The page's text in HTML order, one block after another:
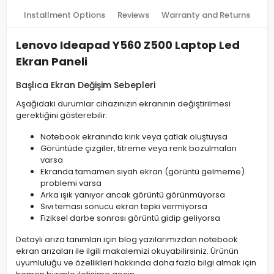
Installment Options Reviews Warranty and Returns
Lenovo Ideapad Y560 Z500 Laptop Led
Ekran Paneli
Başlıca Ekran Değişim Sebepleri
Aşağıdaki durumlar cihazınızın ekranının değiştirilmesi
gerektiğini gösterebilir:
Notebook ekranında kırık veya çatlak oluştuysa
Görüntüde çizgiler, titreme veya renk bozulmaları
varsa
Ekranda tamamen siyah ekran (görüntü gelmeme)
problemi varsa
Arka ışık yanıyor ancak görüntü görünmüyorsa
Sıvı teması sonucu ekran tepki vermiyorsa
Fiziksel darbe sonrası görüntü gidip geliyorsa
Detaylı arıza tanımları için blog yazılarımızdan notebook
ekran arızaları ile ilgili makalemizi okuyabilirsiniz. Ürünün
uyumluluğu ve özellikleri hakkında daha fazla bilgi almak için